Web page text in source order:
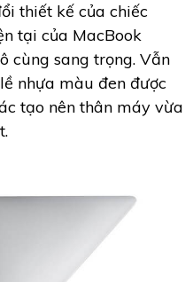
thiết kế của chiếc
tại của MacBook
cùng sang trọng. Vẫn
nhựa màu đen được
tạo nên thân máy vừa